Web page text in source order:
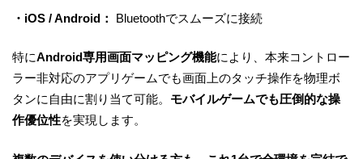
・iOS / Android： Bluetoothでスムーズに接続
特にAndroid専用画面マッピング機能により、本来コントロー
ラー非対応のアプリゲームでも画面上のタッチ操作を物理ボ
タンに自由に割り当て可能。 モバイルゲームでも圧倒的な操
作優位性を実現します。